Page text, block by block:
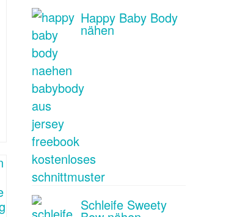
Happy Baby Body
nähen
Schleife Sweety